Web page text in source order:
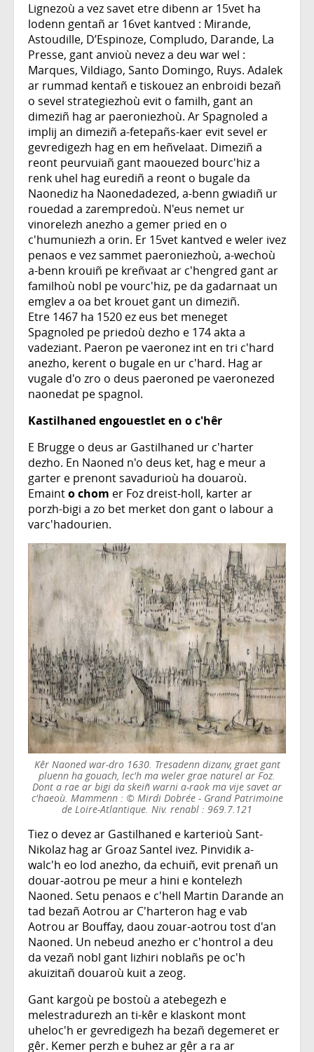
Lignezoù a vez savet etre dibenn ar 15vet ha
lodenn gentañ ar 16vet kantved : Mirande,
Astoudille, D’Espinoze, Compludo, Darande, La
Presse, gant anvioù nevez a deu war wel :
Marques, Vildiago, Santo Domingo, Ruys. Adalek
ar rummad kentañ e tiskouez an enbroidi bezañ
o sevel strategiezhoù evit o familh, gant an
dimeziñ hag ar paeroniezhoù. Ar Spagnoled a
implij an dimeziñ a-fetepañs-kaer evit sevel er
gevredigezh hag en em heñvelaat. Dimeziñ a
reont peurvuiañ gant maouezed bourc'hiz a
renk uhel hag eurediñ a reont o bugale da
Naonediz ha Naonedadezed, a-benn gwiadiñ ur
rouedad a zarempredoù. N'eus nemet ur
vinorelezh anezho a gemer pried en o
c'humuniezh a orin. Er 15vet kantved e weler ivez
penaos e vez sammet paeroniezhoù, a-wechoù
a-benn krouiñ pe kreñvaat ar c'hengred gant ar
familhoù nobl pe vourc'hiz, pe da gadarnaat un
emglev a oa bet krouet gant un dimeziñ.
Etre 1467 ha 1520 ez eus bet meneget
Spagnoled pe priedoù dezho e 174 akta a
vadeziant. Paeron pe vaeronez int en tri c'hard
anezho, kerent o bugale en ur c'hard. Hag ar
vugale d'o zro o deus paeroned pe vaeronezed
naonedat pe spagnol.
Kastilhaned engouestlet en o c'hêr
E Brugge o deus ar Gastilhaned ur c'harter
dezho. En Naoned n'o deus ket, hag e meur a
garter e prenont savadurioù ha douaroù.
Emainto chom er Foz dreist-holl, karter ar
porzh-bigi a zo bet merket don gant o labour a
varc'hadourien.
Kêr Naoned war-dro 1630. Tresadenn dizanv, graet gant
pluenn ha gouach, lec'h ma weler grae naturel ar Foz.
Dont a rae ar bigi da skeiñ warni a-raok ma vije savet ar
c'haeoù. Mammenn : © Mirdi Dobrée - Grand Patrimoine
de Loire-Atlantique. Niv. renabl : 969.7.121
Tiez o devez ar Gastilhaned e karterioù Sant-
Nikolaz hag ar Groaz Santel ivez. Pinvidik a-
walc'h eo lod anezho, da echuiñ, evit prenañ un
douar-aotrou pe meur a hini e kontelezh
Naoned. Setu penaos e c'hell Martin Darande an
tad bezañ Aotrou ar C'harteron hag e vab
Aotrou ar Bouffay, daou zouar-aotrou tost d'an
Naoned. Un nebeud anezho er c'hontrol a deu
da vezañ nobl gant lizhiri noblañs pe oc'h
akuizitañ douaroù kuit a zeog.
Gant kargoù pe bostoù a atebegezh e
melestradurezh an ti-kêr e klaskont mont
uheloc'h er gevredigezh ha bezañ degemeret er
gêr. Kemer perzh e buhez ar gêr a ra ar